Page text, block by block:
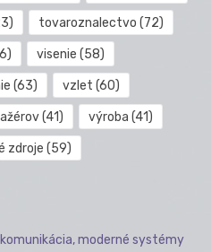
tovaroznalectvo (72)
visenie (58)
(63) vzlet (60)
(41) výroba (41)
zdroje (59)
komunikácia, moderné systémy